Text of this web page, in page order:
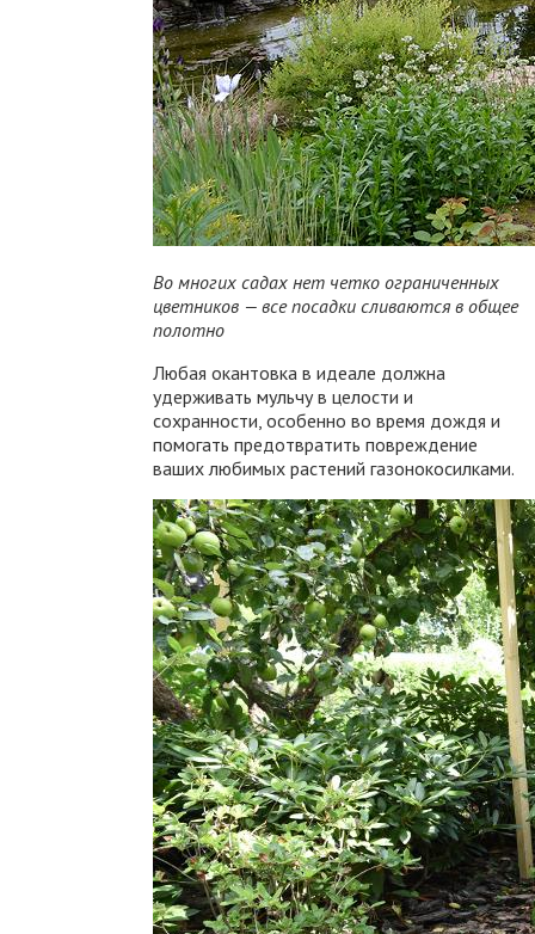
Во многих садах нет четко ограниченных
цветников — все посадки сливаются в общее
полотно
Любая окантовка в идеале должна
удерживать мульчу в целости и
сохранности, особенно во время дождя и
помогать предотвратить повреждение
ваших любимых растений газонокосилками.